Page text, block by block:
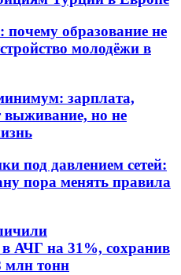
образование не
молодёжи в
зарплата,
выживание, но не
под давлением сетей:
пора менять правила
АЧГ на 31%, сохранив
млн тонн